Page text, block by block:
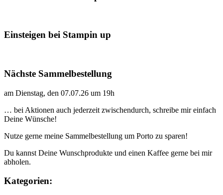
Einsteigen bei Stampin up
Nächste Sammelbestellung
am Dienstag, den 07.07.26 um 19h
… bei Aktionen auch jederzeit zwischendurch, schreibe mir einfach
Deine Wünsche!
Nutze gerne meine Sammelbestellung um Porto zu sparen!
Du kannst Deine Wunschprodukte und einen Kaffee gerne bei mir
abholen.
Kategorien: